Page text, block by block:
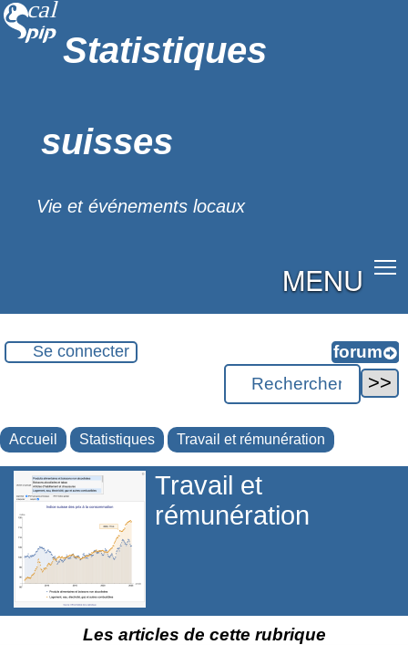
Statistiques
suisses
Vie et événements locaux
MENU
Se connecter
Accueil Statistiques Travail et rémunération
Travail et
rémunération
Les articles de cette rubrique